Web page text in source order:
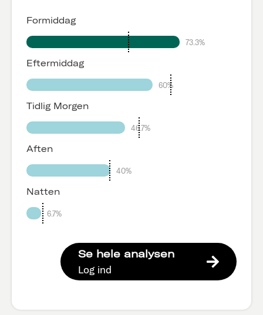
Formiddag
73.3%
Eftermiddag
60%
Tidlig Morgen
46.7%
Aften
40%
Natten
6.7%
Se hele analysen
Log ind